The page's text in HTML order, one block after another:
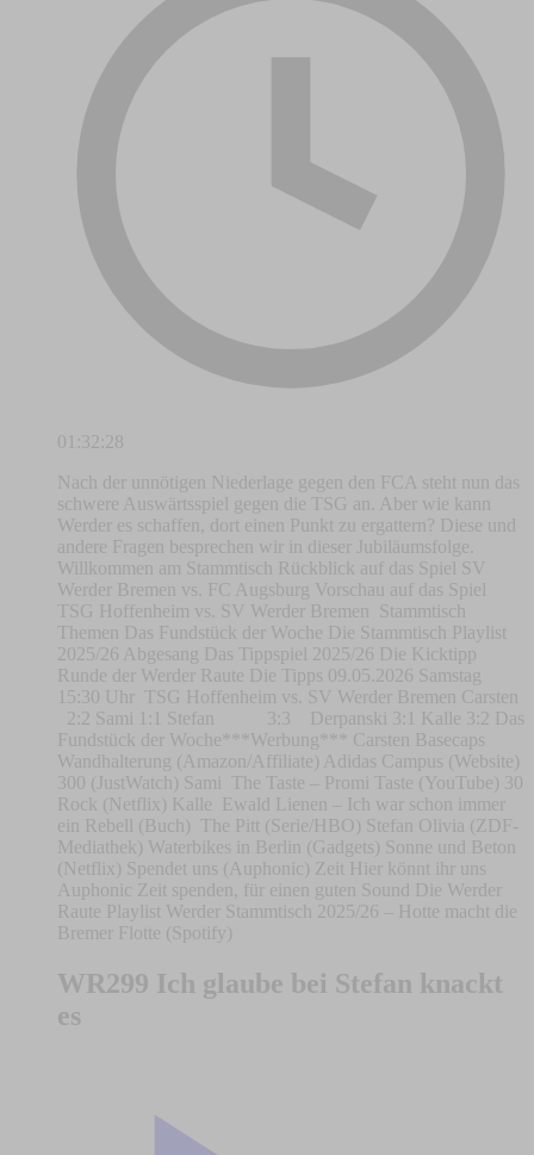
01:32:28
Nach der unnötigen Niederlage gegen den FCA steht nun das
schwere Auswärtsspiel gegen die TSG an. Aber wie kann
Werder es schaffen, dort einen Punkt zu ergattern? Diese und
andere Fragen besprechen wir in dieser Jubiläumsfolge.
Willkommen am Stammtisch Rückblick auf das Spiel SV
Werder Bremen vs. FC Augsburg Vorschau auf das Spiel
TSG Hoffenheim vs. SV Werder Bremen Stammtisch
Themen Das Fundstück der Woche Die Stammtisch Playlist
2025/26 Abgesang Das Tippspiel 2025/26 Die Kicktipp
Runde der Werder Raute Die Tipps 09.05.2026 Samstag
15:30 Uhr TSG Hoffenheim vs. SV Werder Bremen Carsten
2:2 Sami 1:1 Stefan 3:3 Derpanski 3:1 Kalle 3:2 Das
Fundstück der Woche***Werbung*** Carsten Basecaps
Wandhalterung (Amazon/Affiliate) Adidas Campus (Website)
300 (JustWatch) Sami The Taste – Promi Taste (YouTube) 30
Rock (Netflix) Kalle Ewald Lienen – Ich war schon immer
ein Rebell (Buch) The Pitt (Serie/HBO) Stefan Olivia (ZDF-
Mediathek) Waterbikes in Berlin (Gadgets) Sonne und Beton
(Netflix) Spendet uns (Auphonic) Zeit Hier könnt ihr uns
Auphonic Zeit spenden, für einen guten Sound Die Werder
Raute Playlist Werder Stammtisch 2025/26 – Hotte macht die
Bremer Flotte (Spotify)
WR299 Ich glaube bei Stefan knackt
es